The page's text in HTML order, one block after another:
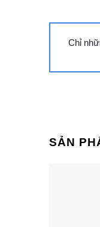
Chỉ
SẢN